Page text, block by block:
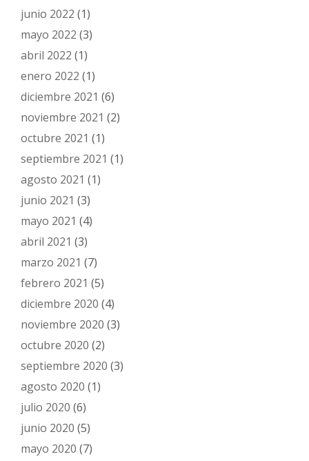
junio 2022 (1)
mayo 2022 (3)
abril 2022 (1)
enero 2022 (1)
diciembre 2021 (6)
noviembre 2021 (2)
octubre 2021 (1)
septiembre 2021 (1)
agosto 2021 (1)
junio 2021 (3)
mayo 2021 (4)
abril 2021 (3)
marzo 2021 (7)
febrero 2021 (5)
diciembre 2020 (4)
noviembre 2020 (3)
octubre 2020 (2)
septiembre 2020 (3)
agosto 2020 (1)
julio 2020 (6)
junio 2020 (5)
mayo 2020 (7)